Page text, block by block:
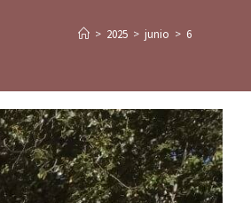
> 2025 > junio > 6